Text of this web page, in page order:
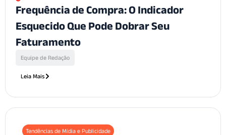
Frequência de Compra: O Indicador
Esquecido Que Pode Dobrar Seu
Faturamento
Equipe de Redação
Leia Mais
Tendências de Mídia e Publicidade